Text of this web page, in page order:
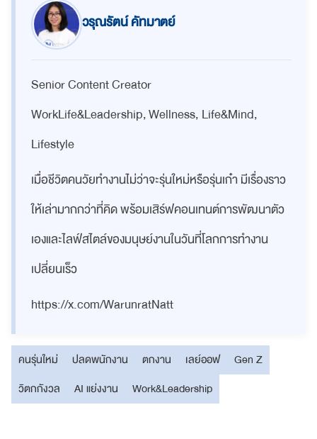
วรุณรัตน์ คัทมาตย์
Senior Content Creator
WorkLife&Leadership, Wellness, Life&Mind,
Lifestyle
เมื่อชีวิตคนวัยทำงานไม่ว่าจะรุ่นใหม่หรือรุ่นเก๋า มีเรื่องราว
ให้เล่ามากกว่าที่คิด พร้อมเสิร์ฟคอนเทนต์การพัฒนาตัว
เองและไลฟ์สไตล์ของมนุษย์งานในวันที่โลกการทำงาน
เปลี่ยนเร็ว
https://x.com/WarunratNatt
คนรุ่นใหม่ ปลดพนักงาน ตกงาน เลย์ออฟ
Gen Z
วิตกกังวล
AI แย่งงาน Work&Leadership